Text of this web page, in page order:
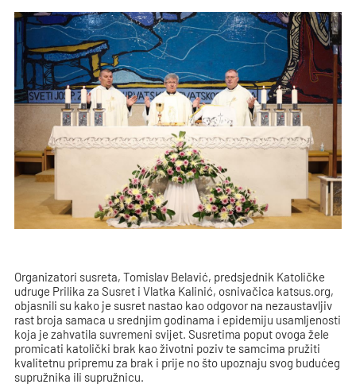
Organizatori susreta, Tomislav Belavić, predsjednik Katoličke
udruge Prilika za Susret i Vlatka Kalinić, osnivačica katsus.org,
objasnili su kako je susret nastao kao odgovor na nezaustavljiv
rast broja samaca u srednjim godinama i epidemiju usamljenosti
koja je zahvatila suvremeni svijet. Susretima poput ovoga žele
promicati katolički brak kao životni poziv te samcima pružiti
kvalitetnu pripremu za brak i prije no što upoznaju svog budućeg
supružnika ili supružnicu.